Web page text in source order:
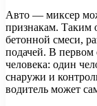
Авто — миксер
признакам. Таким
бетонной смеси,
подачей. В первом
человека: один
снаружи и
водитель может